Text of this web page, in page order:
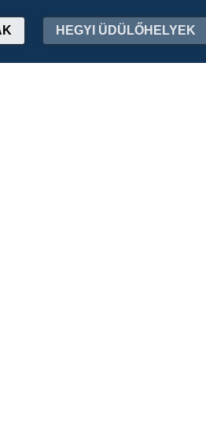
HEGYI ÜDÜLŐHELYEK